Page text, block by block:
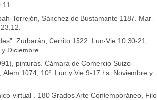
Torrejón, Sánchez de Bustamante 1187. Mar-
Zurbarán, Cerrito 1522. Lun-Vie 10.30-21,
Diciembre.
pinturas. Cámara de Comercio Suizo-
1074, 10º. Lun y Vie 9-17 hs. Noviembre y
virtual”. 180 Grados Arte Contemporáneo, Filo,